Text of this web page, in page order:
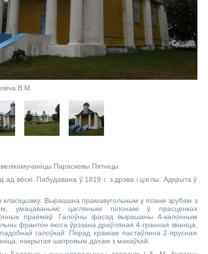
В.М.
Параскевы Пятніцы
вёскі. Пабудавана ў 1819 г. з дрэва і цэглы. Адкрыта ў
класіцызму. Вырашана прамавугольным у плане зрубам з
умацаванымі цаглянымі пілонамі ў прасценках
праёмаў. Галоўны фасад вырашаны 4-калонным
франтон якога ўрэзана драўляная 4-гранная званіца,
галоўкай. Перад храмам пастаўлена 2-ярусная
накрытая шатровым дахам з макаўкай.